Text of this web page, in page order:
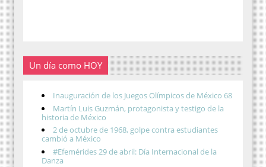
Un día como HOY
Inauguración de los Juegos Olímpicos de México 68
Martín Luis Guzmán, protagonista y testigo de la
historia de México
2 de octubre de 1968, golpe contra estudiantes
cambió a México
#Efemérides 29 de abril: Día Internacional de la
Danza